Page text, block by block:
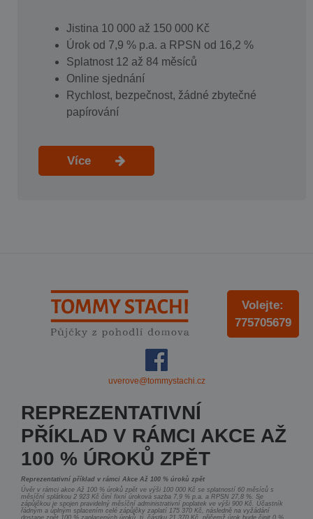
Jistina 10 000 až 150 000 Kč
Úrok od 7,9 % p.a. a RPSN od 16,2 %
Splatnost 12 až 84 měsíců
Online sjednání
Rychlost, bezpečnost, žádné zbytečné
papírování
Více
Volejte:
775705679
uverove@tommystachi.cz
REPREZENTATIVNÍ
PŘÍKLAD V RÁMCI AKCE AŽ
100 % ÚROKŮ ZPĚT
Reprezentativní příklad v rámci Akce Až 100 % úroků zpět
Úvěr v rámci akce Až 100 % úroků zpět ve výši 100 000 Kč se splatností 60 měsíců s
měsíční splátkou 2 923 Kč činí fixní úroková sazba 7,9 % p.a. a RPSN 27,8 %. Se
zápůjčkou je spojen pravidelný měsíční administrativní poplatek ve výši 900 Kč. Účastník
řádným a úplným splacením celé zápůjčky zaplatí 175 370 Kč, následně na vyžádání
dostane zpět 100 % zaplacených úroků, tj. částku 21 370 Kč, přičemž úrok bude činit 0 %